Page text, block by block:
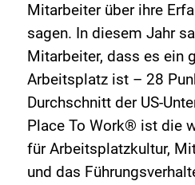
Mitarbeiter über ihre
sagen. In diesem Jahr
Mitarbeiter, dass es ein
Arbeitsplatz ist – 28
Durchschnitt der US-
Place To Work® ist die
für Arbeitsplatzkultur,
und das